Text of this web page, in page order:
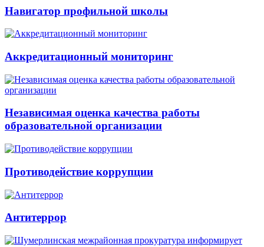
Навигатор профильной школы
Аккредитационный мониторинг
Независимая оценка качества работы
образовательной организации
Противодействие коррупции
Антитеррор